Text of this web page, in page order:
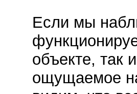
Если мы
объекте, так
ощущаемое